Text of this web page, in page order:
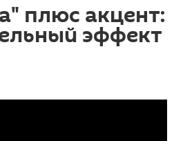
плюс акцент:
эффект